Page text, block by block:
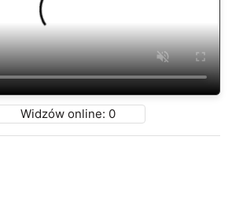
Widzów online: 0